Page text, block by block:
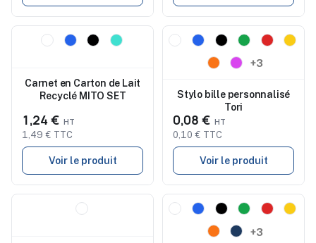
Nouveau
Carnet en Carton de Lait
Recyclé MITO SET
1,24 €
1,49 € TTC
Voir le produit
Nouveau
+3
Stylo bille personnalisé
Tori
0,08 €
0,10 € TTC
Voir le produit
Nouveau
+3